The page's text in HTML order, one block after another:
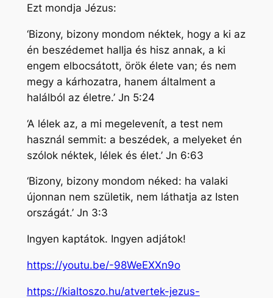
Ezt mondja Jézus:
‘Bizony, bizony mondom néktek, hogy a ki az
én beszédemet hallja és hisz annak, a ki
engem elbocsátott, örök élete van; és nem
megy a kárhozatra, hanem általment a
halálból az életre.’ Jn 5:24
‘A lélek az, a mi megelevenít, a test nem
használ semmit: a beszédek, a melyeket én
szólok néktek, lélek és élet.’ Jn 6:63
‘Bizony, bizony mondom néked: ha valaki
újonnan nem születik, nem láthatja az Isten
országát.’ Jn 3:3
Ingyen kaptátok. Ingyen adjátok!
https://youtu.be/-98WeEXXn9o
https://kialtoszo.hu/atvertek-jezus-